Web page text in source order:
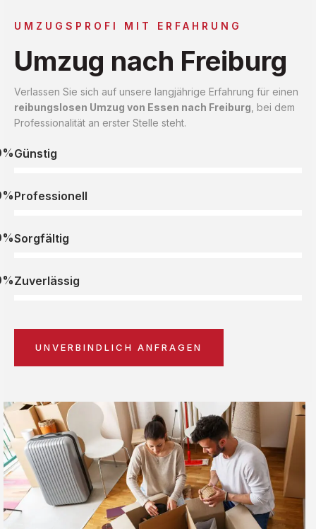
UMZUGSPROFI MIT ERFAHRUNG
Umzug nach Freiburg
Verlassen Sie sich auf unsere langjährige Erfahrung für einen
reibungslosen Umzug von Essen nach Freiburg , bei dem
Professionalität an erster Stelle steht.
Günstig
Professionell
Sorgfältig
Zuverlässig
UNVERBINDLICH ANFRAGEN